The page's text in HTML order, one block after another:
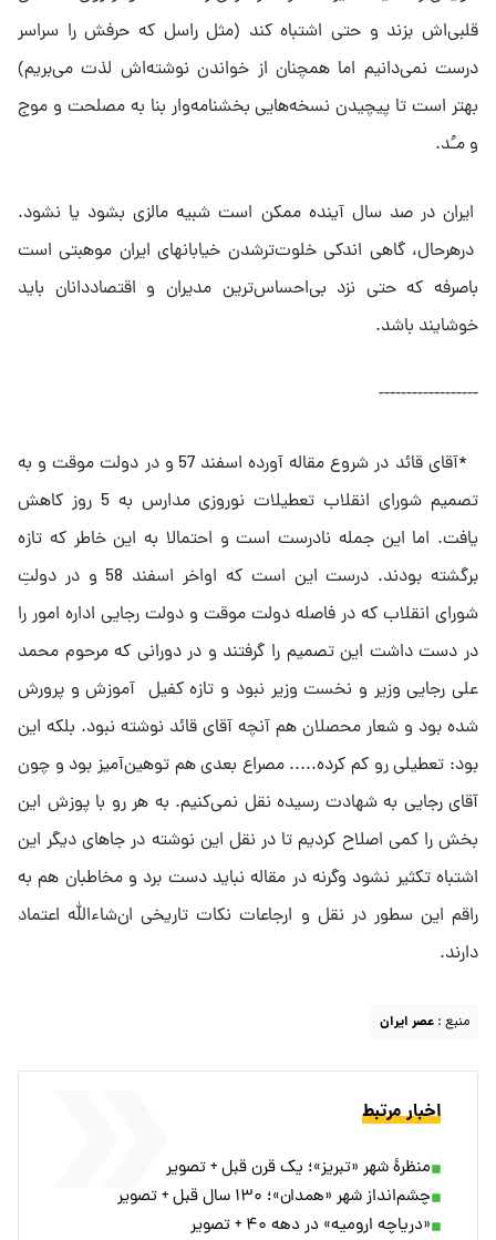
قلبى‌اش بزند و حتى اشتباه کند (مثل راسل که حرفش را سراسر
درست نمى‌دانیم اما همچنان از خواندن نوشته‌اش لذت مى‌بریم)
بهتر است تا پیچیدن نسخه‌هایى بخشنامه‌وار بنا به مصلحت و موج
و مـُد.
ایران در صد سال آینده ممکن است شبیه مالزى بشود یا نشود.
درهرحال، گاهى اندکى خلوت‌ترشدن خیابانهاى ایران موهبتى است
باصرفه که حتى نزد بى‌احساس‌ترین مدیران و اقتصاددانان باید
خوشایند باشد.
------------------
*آقای قائد در شروع مقاله آورده اسفند 57 و در دولت موقت و به
تصمیم شورای انقلاب تعطیلات نوروزی مدارس به 5 روز کاهش
یافت. اما این جمله نادرست است و احتمالا به این خاطر که تازه
برگشته بودند. درست این است که اواخر اسفند 58 و در دولتِ
شورای انقلاب که در فاصله دولت موقت و دولت رجایی اداره امور را
در دست داشت این تصمیم را گرفتند و در دورانی که مرحوم محمد
علی رجایی وزیر و نخست وزیر نبود و تازه کفیل آموزش و پرورش
شده بود و شعار محصلان هم آنچه آقای قائد نوشته نبود. بلکه این
بود: تعطیلی رو کم کرده..... مصراع بعدی هم توهین‌آمیز بود و چون
آقای رجایی به شهادت رسیده نقل نمی‌کنیم. به هر رو با پوزش این
بخش را کمی اصلاح کردیم تا در نقل این نوشته در جاهای دیگر این
اشتباه تکثیر نشود وگرنه در مقاله نباید دست برد و مخاطبان هم به
راقم این سطور در نقل و ارجاعات نکات تاریخی ان‌شاء‌الله اعتماد
دارند.
منبع : عصر ایران
اخبار مرتبط
منظرۀ شهر «تبریز»؛ یک قرن قبل + تصویر
چشم‌انداز شهر «همدان»؛ ۱۳۰ سال قبل + تصویر
«دریاچه ارومیه» در دهه ۴۰ + تصویر